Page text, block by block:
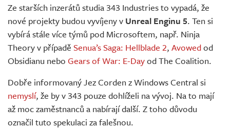
Ze starších inzerátů studia 343 Industries to vypadá, že
nové projekty budou vyvíjeny v Unreal Enginu 5. Ten si
vybírá stále více týmů pod Microsoftem, např. Ninja
Theory v případě Senua’s Saga: Hellblade 2, Avowedod
Obsidianu nebo Gears of War: E-Dayod The Coalition.
Dobře informovaný Jez Corden z Windows Central si
nemyslí, že by v 343 pouze dohlíželi na vývoj. Na to mají
až moc zaměstnanců a nabírají další. Z toho důvodu
označil tuto spekulaci za falešnou.